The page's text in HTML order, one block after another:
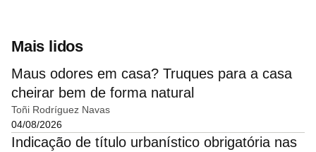
Mais lidos
Maus odores em casa? Truques para a casa
cheirar bem de forma natural
Toñi Rodríguez Navas
04/08/2026
Indicação de título urbanístico obrigatória nas